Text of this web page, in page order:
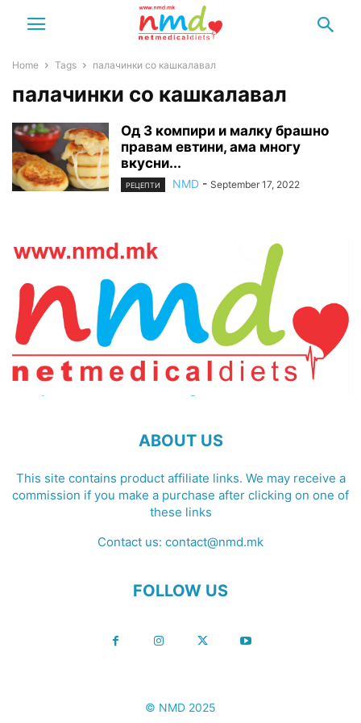
Home Tags палачинки со кашкалавал
палачинки со кашкалавал
Од 3 компири и малку брашно
правам евтини, ама многу
вкусни...
РЕЦЕПТИ NMD - September 17, 2022
ABOUT US
This site contains product affiliate links. We may receive a
commission if you make a purchase after clicking on one of
these links
Contact us: contact@nmd.mk
FOLLOW US
© NMD 2025